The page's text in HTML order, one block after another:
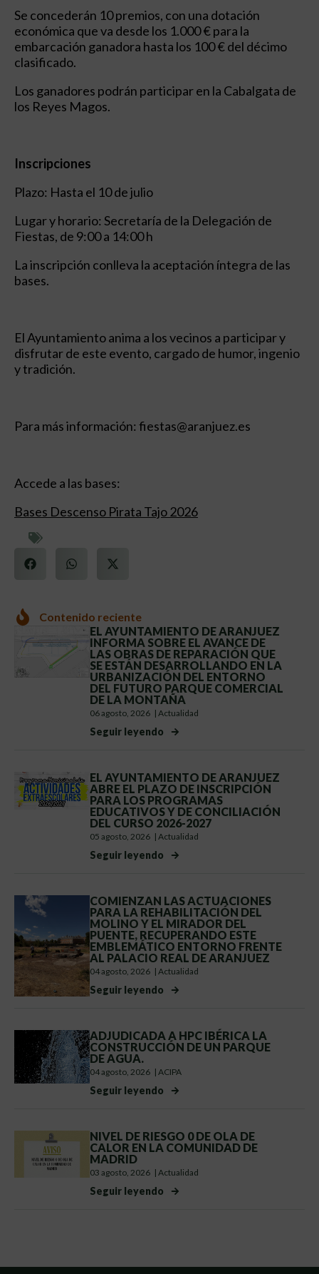
Se concederán 10 premios, con una dotación
económica que va desde los 1.000 € para la
embarcación ganadora hasta los 100 € del décimo
clasificado.
Los ganadores podrán participar en la Cabalgata de
los Reyes Magos.
Inscripciones
Plazo: Hasta el 10 de julio
Lugar y horario: Secretaría de la Delegación de
Fiestas, de 9:00 a 14:00 h
La inscripción conlleva la aceptación íntegra de las
bases.
El Ayuntamiento anima a los vecinos a participar y
disfrutar de este evento, cargado de humor, ingenio
y tradición.
Para más información: fiestas@aranjuez.es
Accede a las bases:
Bases Descenso Pirata Tajo 2026
Contenido reciente
EL AYUNTAMIENTO DE ARANJUEZ
INFORMA SOBRE EL AVANCE DE
LAS OBRAS DE REPARACIÓN QUE
SE ESTÁN DESARROLLANDO EN LA
URBANIZACIÓN DEL ENTORNO
DEL FUTURO PARQUE COMERCIAL
DE LA MONTAÑA
06 agosto, 2026 | Actualidad
Seguir leyendo
EL AYUNTAMIENTO DE ARANJUEZ
ABRE EL PLAZO DE INSCRIPCIÓN
PARA LOS PROGRAMAS
EDUCATIVOS Y DE CONCILIACIÓN
DEL CURSO 2026-2027
05 agosto, 2026 | Actualidad
Seguir leyendo
COMIENZAN LAS ACTUACIONES
PARA LA REHABILITACIÓN DEL
MOLINO Y EL MIRADOR DEL
PUENTE, RECUPERANDO ESTE
EMBLEMÁTICO ENTORNO FRENTE
AL PALACIO REAL DE ARANJUEZ
04 agosto, 2026 | Actualidad
Seguir leyendo
ADJUDICADA A HPC IBÉRICA LA
CONSTRUCCIÓN DE UN PARQUE
DE AGUA.
04 agosto, 2026 | ACIPA
Seguir leyendo
NIVEL DE RIESGO 0 DE OLA DE
CALOR EN LA COMUNIDAD DE
MADRID
03 agosto, 2026 | Actualidad
Seguir leyendo